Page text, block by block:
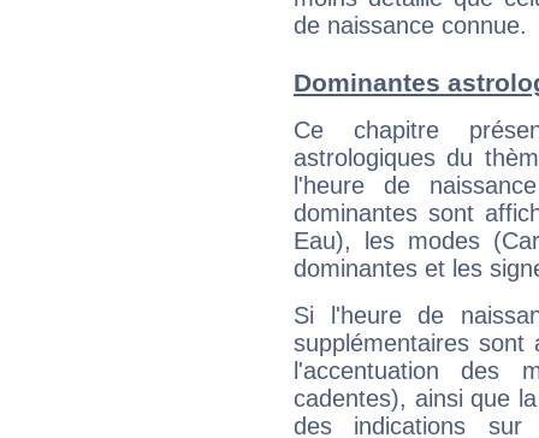
de naissance connue.
Dominantes
Ce chapitre
astrologiques du
l'heure de
dominantes sont
Eau), les modes
dominantes et les
Si l'heure de
supplémentaires sont
l'accentuation des
cadentes), ainsi que
des indications sur